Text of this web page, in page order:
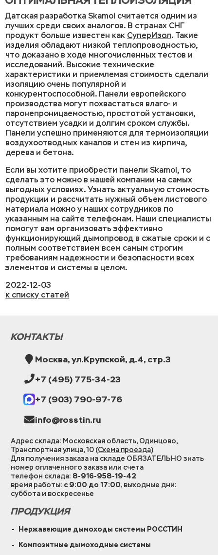
Датская разработка Skamol считается одним из
лучших среди своих аналогов. В странах СНГ
продукт больше известен как СуперИзол. Такие
изделия обладают низкой теплопроводностью,
что доказано в ходе многочисленных тестов и
исследований. Высокие технические
характеристики и приемлемая стоимость сделали
изоляцию очень популярной и
конкурентоспособной. Панели европейского
производства могут похвастаться влаго- и
паронепроницаемостью, простотой установки,
отсутствием усадки и долгим сроком службы.
Панели успешно применяются для термоизоляции
воздухоотводных каналов и стен из кирпича,
дерева и бетона.
Если вы хотите приобрести панели Skamol, то
сделать это можно в нашей компании на самых
выгодных условиях. Узнать актуальную стоимость
продукции и рассчитать нужный объем листового
материала можно у наших сотрудников по
указанным на сайте телефонам. Наши специалисты
помогут вам организовать эффективно
функционирующий дымопровод в сжатые сроки и с
полным соответствием всем самым строгим
требованиям надежности и безопасности всех
элементов и системы в целом.
2022-12-03
к списку статей
КОНТАКТЫ
Москва, ул.Крупской, д.4, стр.3
+7 (495) 775-34-23
+7 (903) 790-97-76
info@rosstin.ru
Адрес склада: Московская область, Одинцово,
Транспортная улица, 10 (Схема проезда)
Для получения заказа на складе ОБЯЗАТЕЛЬНО знать
номер оплаченного заказа или счета
телефон склада: 8-916-958-19-42
время работы: с 9:00 до 17:00, выходные дни:
суббота и воскресенье
ПРОДУКЦИЯ
Нержавеющие дымоходы системы РОССТИН
Композитные дымоходные системы